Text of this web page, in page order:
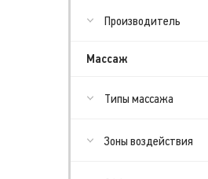
Производитель
Массаж
Типы массажа
Зоны воздействия